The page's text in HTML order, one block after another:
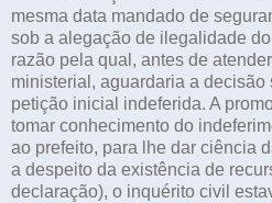
mesma data mandado de
sob a alegação de ilegalidade
razão pela qual, antes de
ministerial, aguardaria a decisão
petição inicial indeferida. A
tomar conhecimento do
ao prefeito, para lhe dar ciência
a despeito da existência de
declaração), o inquérito civil